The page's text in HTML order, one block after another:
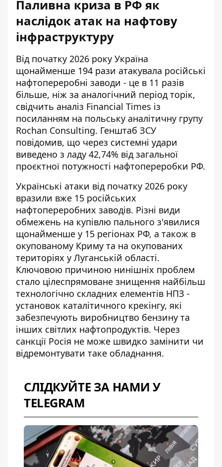
Паливна криза в РФ як
наслідок атак на нафтову
інфраструктуру
Від початку 2026 року Україна
щонайменше 194 рази атакувала російські
нафтопереробні заводи - це в 11 разів
більше, ніж за аналогічний період торік,
свідчить аналіз Financial Times із
посиланням на польську аналітичну групу
Rochan Consulting. Генштаб ЗСУ
повідомив, що через системні удари
виведено з ладу 42,74% від загальної
проєктної потужності нафтопереробки РФ.
Українські атаки від початку 2026 року
вразили вже 15 російських
нафтопереробних заводів. Різні види
обмежень на купівлю пального з'явилися
щонайменше у 15 регіонах РФ, а також в
окупованому Криму та на окупованих
територіях у Луганській області.
Ключовою причиною нинішніх проблем
стало цілеспрямоване знищення найбільш
технологічно складних елементів НПЗ -
установок каталітичного крекінгу, які
забезпечують виробництво бензину та
інших світлих нафтопродуктів. Через
санкції Росія не може швидко замінити чи
відремонтувати таке обладнання.
СЛІДКУЙТЕ ЗА НАМИ У
TELEGRAM